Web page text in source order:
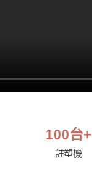
註塑機
100台+